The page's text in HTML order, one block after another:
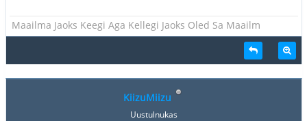
Maailma Jaoks Keegi Aga Kellegi Jaoks Oled Sa Maailm
KiizuMiizu
Uustulnukas